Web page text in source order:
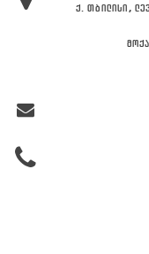
Ქ. ᲗᲑᲘᲚᲘᲡᲘ,